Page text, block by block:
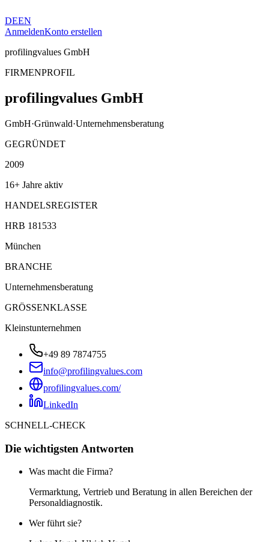
DEEN
AnmeldenKonto erstellen
profilingvalues GmbH
FIRMENPROFIL
profilingvalues GmbH
GmbH·Grünwald·Unternehmensberatung
GEGRÜNDET
2009
16+ Jahre aktiv
HANDELSREGISTER
HRB 181533
München
BRANCHE
Unternehmensberatung
GRÖSSENKLASSE
Kleinstunternehmen
+49 89 7874755
info@profilingvalues.com
profilingvalues.com/
LinkedIn
SCHNELL-CHECK
Die wichtigsten Antworten
Was macht die Firma?
Vermarktung, Vertrieb und Beratung in allen Bereichen der
Personaldiagnostik.
Wer führt sie?